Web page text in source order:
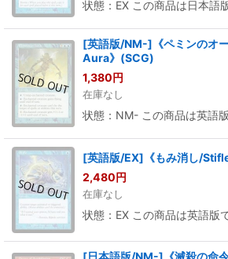
状態：EX この商品は日本語
[英語版/NM-]《ペミンのオ
Aura》(SCG)
1,380円
在庫なし
状態：NM- この商品は英語版
[英語版/EX]《もみ消し/
2,480円
在庫なし
状態：EX この商品は英語版で
[日本語版/NM-]《滅殺の命